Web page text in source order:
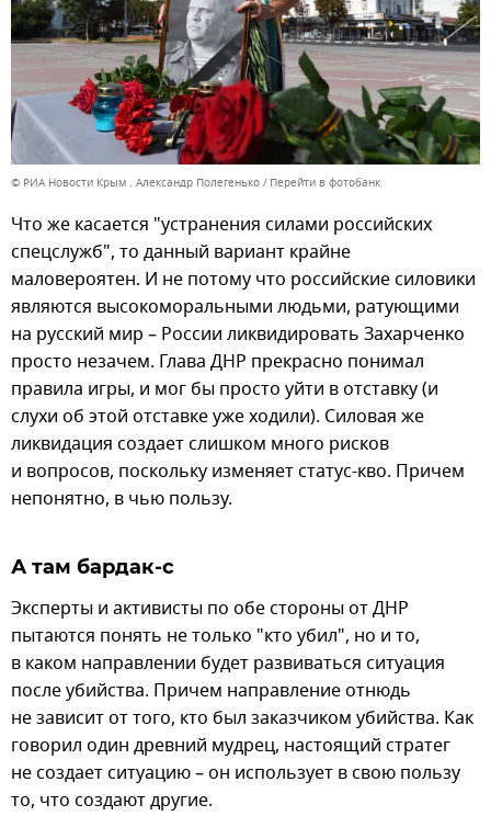
© РИА Новости Крым . Александр Полегенько Перейти в фотобанк
Что же касается "устранения силами российских
спецслужб", то данный вариант крайне
маловероятен. И не потому что российские силовики
являются высокоморальными людьми, ратующими
на русский мир – России ликвидировать Захарченко
просто незачем. Глава ДНР прекрасно понимал
правила игры, и мог бы просто уйти в отставку (и
слухи об этой отставке уже ходили). Силовая же
ликвидация создает слишком много рисков
и вопросов, поскольку изменяет статус-кво. Причем
непонятно, в чью пользу.
А там бардак-с
Эксперты и активисты по обе стороны от ДНР
пытаются понять не только "кто убил", но и то,
в каком направлении будет развиваться ситуация
после убийства. Причем направление отнюдь
не зависит от того, кто был заказчиком убийства. Как
говорил один древний мудрец, настоящий стратег
не создает ситуацию – он использует в свою пользу
то, что создают другие.